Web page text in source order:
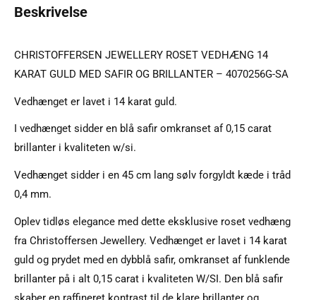
Beskrivelse
CHRISTOFFERSEN JEWELLERY ROSET VEDHÆNG 14
KARAT GULD MED SAFIR OG BRILLANTER – 4070256G-SA
Vedhænget er lavet i 14 karat guld.
I vedhænget sidder en blå safir omkranset af 0,15 carat
brillanter i kvaliteten w/si.
Vedhænget sidder i en 45 cm lang sølv forgyldt kæde i tråd
0,4 mm.
Oplev tidløs elegance med dette eksklusive roset vedhæng
fra Christoffersen Jewellery. Vedhænget er lavet i 14 karat
guld og prydet med en dybblå safir, omkranset af funklende
brillanter på i alt 0,15 carat i kvaliteten W/SI. Den blå safir